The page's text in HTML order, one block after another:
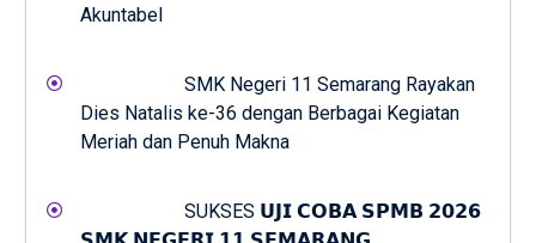
Akuntabel
SMK Negeri 11 Semarang Rayakan
Dies Natalis ke-36 dengan Berbagai Kegiatan
Meriah dan Penuh Makna
SUKSES 𝗨𝗝𝗜 𝗖𝗢𝗕𝗔 𝗦𝗣𝗠𝗕 𝟮𝟬𝟮𝟲